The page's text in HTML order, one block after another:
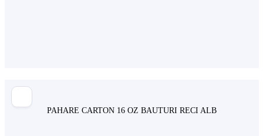
PAHARE CARTON 16 OZ BAUTURI RECI ALB